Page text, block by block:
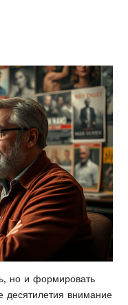
но и формировать
внимание